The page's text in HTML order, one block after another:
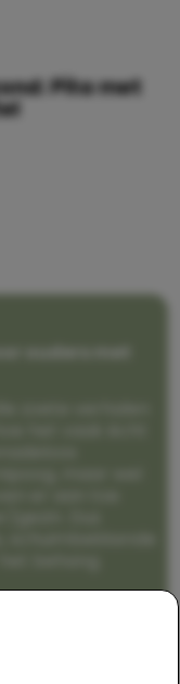
Pita met
ouders met